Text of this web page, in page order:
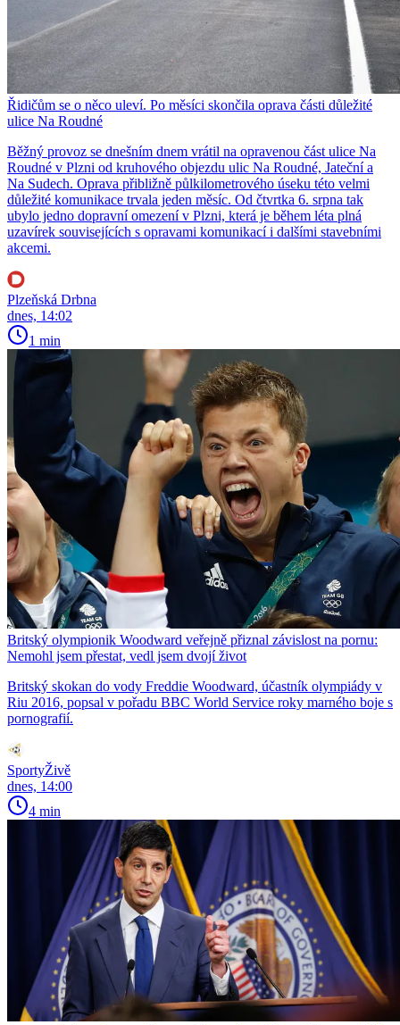
Řidičům se o něco uleví. Po měsíci skončila oprava části důležité
ulice Na Roudné
Běžný provoz se dnešním dnem vrátil na opravenou část ulice Na
Roudné v Plzni od kruhového objezdu ulic Na Roudné, Jateční a
Na Sudech. Oprava přibližně půlkilometrového úseku této velmi
důležité komunikace trvala jeden měsíc. Od čtvrtka 6. srpna tak
ubylo jedno dopravní omezení v Plzni, která je během léta plná
uzavírek souvisejících s opravami komunikací i dalšími stavebními
akcemi.
Plzeňská Drbna
dnes, 14:02
1 min
Britský olympionik Woodward veřejně přiznal závislost na pornu:
Nemohl jsem přestat, vedl jsem dvojí život
Britský skokan do vody Freddie Woodward, účastník olympiády v
Riu 2016, popsal v pořadu BBC World Service roky marného boje s
pornografií.
SportyŽivě
dnes, 14:00
4 min